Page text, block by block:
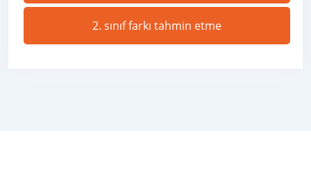
2. sınıf farkı tahmin etme